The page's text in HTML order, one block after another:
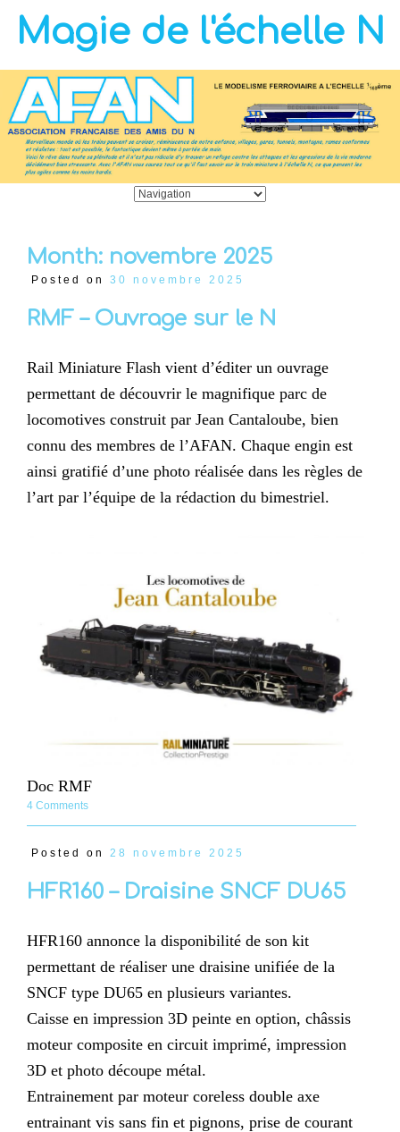
Magie de l'échelle N
Month: novembre 2025
Posted on 30 novembre 2025
RMF – Ouvrage sur le N
Rail Miniature Flash vient d’éditer un ouvrage
permettant de découvrir le magnifique parc de
locomotives construit par Jean Cantaloube, bien
connu des membres de l’AFAN. Chaque engin est
ainsi gratifié d’une photo réalisée dans les règles de
l’art par l’équipe de la rédaction du bimestriel.
Doc RMF
4 Comments
Posted on 28 novembre 2025
HFR160 – Draisine SNCF DU65
HFR160 annonce la disponibilité de son kit
permettant de réaliser une draisine unifiée de la
SNCF type DU65 en plusieurs variantes.
Caisse en impression 3D peinte en option, châssis
moteur composite en circuit imprimé, impression
3D et photo découpe métal.
Entrainement par moteur coreless double axe
entrainant vis sans fin et pignons, prise de courant